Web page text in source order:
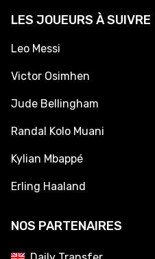
LES JOUEURS À SUIVRE
Leo Messi
Victor Osimhen
Jude Bellingham
Randal Kolo Muani
Kylian Mbappé
Erling Haaland
NOS PARTENAIRES